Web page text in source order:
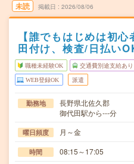
未読 掲載日 2026/08/06
【誰でもはじめは初
田付け、検査/日払い
職種未経験OK 交通費別途支給あり
WEB登録OK 派遣
勤務地
長野県北佐久郡
御代田駅から---分
曜日頻度 月～金
時間 08:15～17:05